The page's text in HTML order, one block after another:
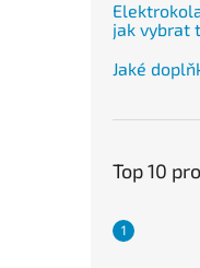
jak vybrat
Jaké
Top 10